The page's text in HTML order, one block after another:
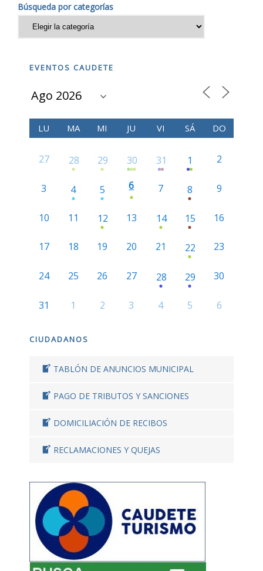
Búsqueda por categorías
EVENTOS CAUDETE
LU MA MI JU VI SÁ DO
27 28 29 30 31 1 2
3 4 5 6 7 8 9
10 11 12 13 14 15 16
17 18 19 20 21 22 23
24 25 26 27 28 29 30
31 1 2 3 4 5 6
CIUDADANOS
TABLÓN DE ANUNCIOS MUNICIPAL
PAGO DE TRIBUTOS Y SANCIONES
DOMICILIACIÓN DE RECIBOS
RECLAMACIONES Y QUEJAS